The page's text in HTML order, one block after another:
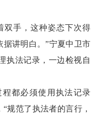
手，这种姿态下次得
据讲明白。”宁夏中卫市
执法记录，一边检视自
都必须使用执法记录
规范了执法者的言行，